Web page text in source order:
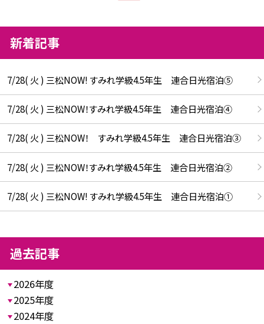
新着記事
7/28( 火 ) 三松NOW! すみれ学級4.5年生 連合日光宿泊⑤
7/28( 火 ) 三松NOW！すみれ学級4.5年生 連合日光宿泊④
7/28( 火 ) 三松NOW！ すみれ学級4.5年生 連合日光宿泊③
7/28( 火 ) 三松NOW！すみれ学級4.5年生 連合日光宿泊②
7/28( 火 ) 三松NOW! すみれ学級4.5年生 連合日光宿泊①
過去記事
2026年度
2025年度
2024年度